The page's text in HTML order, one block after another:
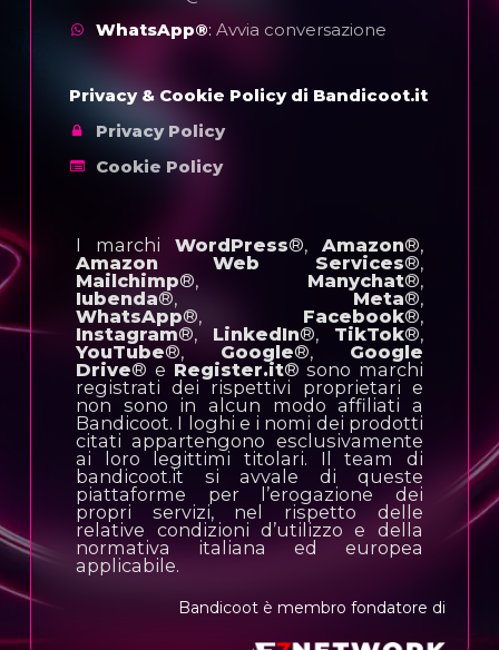
WhatsApp®: Avvia conversazione
Privacy & Cookie Policy di Bandicoot.it
Privacy Policy
Cookie Policy
I marchi WordPress®, Amazon®,
Amazon Web Services®,
Mailchimp®, Manychat®,
Iubenda®,Meta®,
WhatsApp®, Facebook®,
Instagram®, LinkedIn®, TikTok®,
YouTube®, Google®, Google
Drive® e Register.it® sono marchi
registrati dei rispettivi proprietari e
non sono in alcun modo affiliati a
Bandicoot. I loghi e i nomi dei prodotti
citati appartengono esclusivamente
ai loro legittimi titolari. Il team di
bandicoot.it si avvale di queste
piattaforme per l’erogazione dei
propri servizi, nel rispetto delle
relative condizioni d’utilizzo e della
normativa italiana ed europea
applicabile.
Bandicoot è membro fondatore di